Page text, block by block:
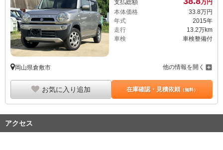
支払総額
万円
本体価格
33.8万円
年式
2015年
走行
13.2万km
車検
車検整備付
岡山県倉敷市 他の情報を開く
お気に入り追加 在庫確認・見積依頼（無料）
アクセス